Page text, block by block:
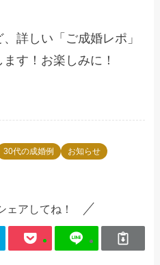
詳しい「ご成婚レポ」
す！お楽しみに！
30代の成婚例
お知らせ
ェアしてね！